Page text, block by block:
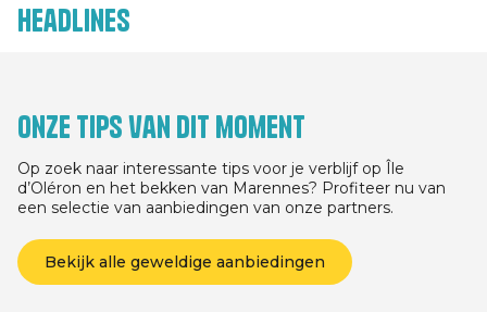
Headlines
Onze tips van dit moment
Op zoek naar interessante tips voor je verblijf op Île
d’Oléron en het bekken van Marennes? Profiteer nu van
een selectie van aanbiedingen van onze partners.
Bekijk alle geweldige aanbiedingen